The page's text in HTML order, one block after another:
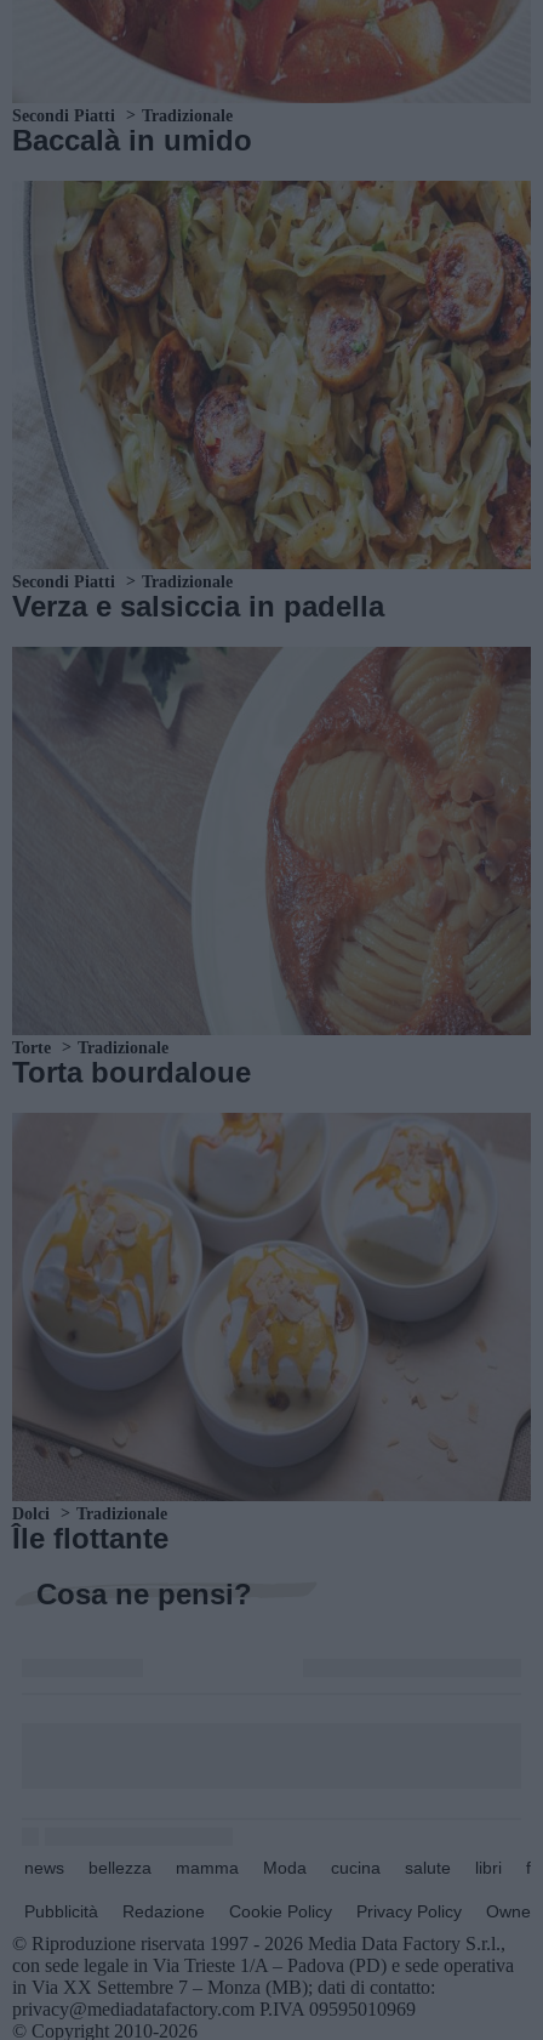
Secondi Piatti Tradizionale
Baccalà in umido
Secondi Piatti Tradizionale
Verza e salsiccia in padella
Torte Tradizionale
Torta bourdaloue
Dolci Tradizionale
Île flottante
Cosa ne pensi?
news bellezza mamma Moda cucina salute libri
Pubblicità Redazione Cookie Policy Privacy Policy
© Riproduzione riservata 1997 - 2026 Media Data Factory S.r.l.,
con sede legale in Via Trieste 1/A – Padova (PD) e sede operativa
in Via XX Settembre 7 – Monza (MB); dati di contatto:
privacy@mediadatafactory.com P.IVA 09595010969
© Copyright 2010-2026